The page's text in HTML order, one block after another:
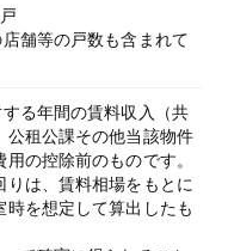
舗等の戸数も含まれて
る年間の賃料収入（共
公租公課その他当該物件
の控除前のものです。
は、賃料相場をもとに
を想定して算出したも